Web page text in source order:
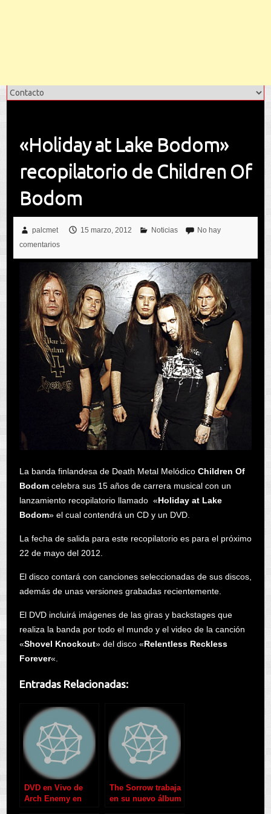
«Holiday at Lake Bodom»
recopilatorio de Children Of
Bodom
palcmet 15 marzo, 2012 Noticias
No hay
comentarios
La banda finlandesa de Death Metal Melódico Children Of
Bodomcelebra sus 15 años de carrera musical con un
lanzamiento recopilatorio llamado «Holiday at Lake
Bodom» el cual contendrá un CD y un DVD.
La fecha de salida para este recopilatorio es para el próximo
22 de mayo del 2012.
El disco contará con canciones seleccionadas de sus discos,
además de unas versiones grabadas recientemente.
El DVD incluirá imágenes de las giras y backstages que
realiza la banda por todo el mundo y el video de la canción
«Shovel Knockout» del disco «Relentless Reckless
Forever«.
Entradas Relacionadas:
DVD en Vivo de
Arch Enemy en
The Sorrow trabaja
en su nuevo álbum